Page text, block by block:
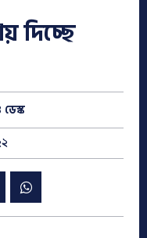
দিচ্ছে